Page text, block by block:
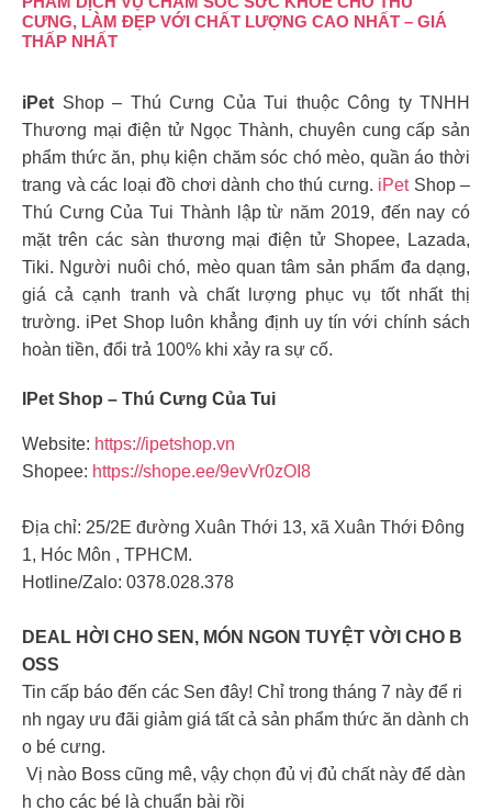
CƯNG, LÀM ĐẸP VỚI CHẤT LƯỢNG CAO NHẤT – GIÁ
THẤP NHẤT
iPet Shop – Thú Cưng Của Tui thuộc Công ty TNHH
Thương mại điện tử Ngọc Thành, chuyên cung cấp sản
phẩm thức ăn, phụ kiện chăm sóc chó mèo, quần áo thời
trang và các loại đồ chơi dành cho thú cưng. iPetShop –
Thú Cưng Của Tui Thành lập từ năm 2019, đến nay có
mặt trên các sàn thương mại điện tử Shopee, Lazada,
Tiki. Người nuôi chó, mèo quan tâm sản phẩm đa dạng,
giá cả cạnh tranh và chất lượng phục vụ tốt nhất thị
trường. iPet Shop luôn khẳng định uy tín với chính sách
hoàn tiền, đổi trả 100% khi xảy ra sự cố.
IPet Shop – Thú Cưng Của Tui
Website: https://ipetshop.vn
Shopee: https://shope.ee/9evVr0zOI8
Địa chỉ: 25/2E đường Xuân Thới 13, xã Xuân Thới Đông
1, Hóc Môn , TPHCM.
Hotline/Zalo: 0378.028.378
DEAL HỜI CHO SEN, MÓN NGON TUYỆT VỜI CHO B
OSS
Tin cấp báo đến các Sen đây! Chỉ trong tháng 7 này để ri
nh ngay ưu đãi giảm giá tất cả sản phẩm thức ăn dành ch
o bé cưng.
Vị nào Boss cũng mê, vậy chọn đủ vị đủ chất này để dàn
h cho các bé là chuẩn bài rồi